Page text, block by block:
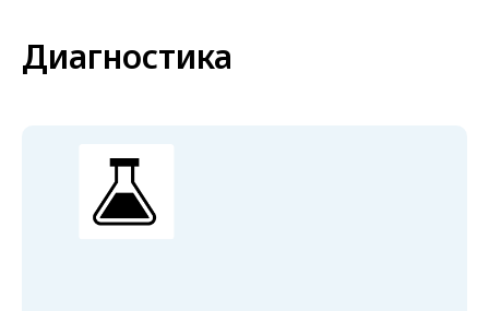
Диагностика